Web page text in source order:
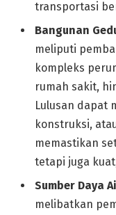
transportasi
Bangunan
meliputi
kompleks
rumah sakit,
Lulusan dapat
konstruksi,
memastikan
tetapi juga
Sumber Daya
melibatkan